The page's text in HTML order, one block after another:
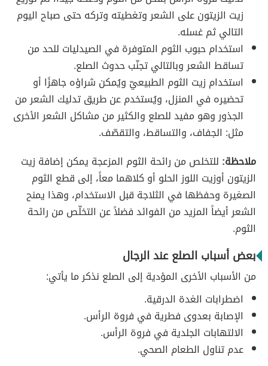
زيت الزيتون على الشعر وتغطيته وتركه حتى صباح اليوم
التالي ثم غسله.
استخدام حبوب الثوم المتوفرة في الصيدليات للحد من
تساقط الشعر وبالتالي تجنّب حدوث الصلع.
استخدام زيت الثوم الطبيعيّ ويُمكن شراؤه جاهزًا أو
تحضيره في المنزل، ويُستخدم عن طريق تدليك الشعر من
الجذور وهو مفيد للصلع والكثير من مشاكل الشعر الأخرى
مثل: الجفاف، والتساقط، والتقصّف.
ملاحظة: للتخلص من رائحة الثوم المزعجة يمكن إضافة زيت
الزيتون أوزيت اللوز الحلو أو كلاهما معاً، إلى قطع الثوم
الصغيرة وحفظها في الثلاجة قبل الاستخدام، وهذا يمنح
الشعر أيضاً المزيد من الفوائد فضلاً عن التخلّص من رائحة
الثوم.
بعض أسباب الصلع عند الرجال
من الأسباب الأخرى المؤدية إلى الصلع نذكر ما يأتي:
اضطرابات الغدة الدرقية.
الإصابة بعدوى فطرية في فروة الرأس.
الالتهابات الجلدية في فروة الرأس.
عدم تناول الطعام الصحي.